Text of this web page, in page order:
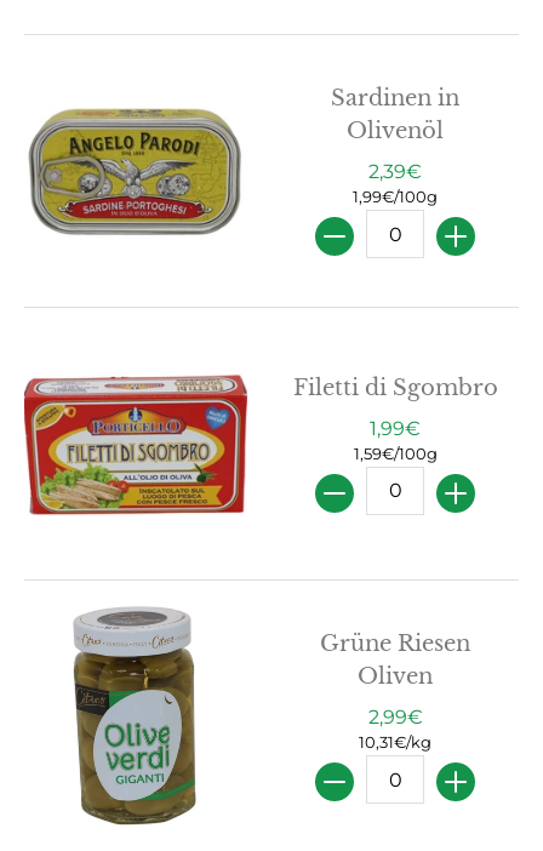
Sardinen in
Olivenöl
2,39€
1,99€/100g
Menge
Filetti di Sgombro
1,99€
1,59€/100g
Menge
Grüne Riesen
Oliven
2,99€
10,31€/kg
Menge